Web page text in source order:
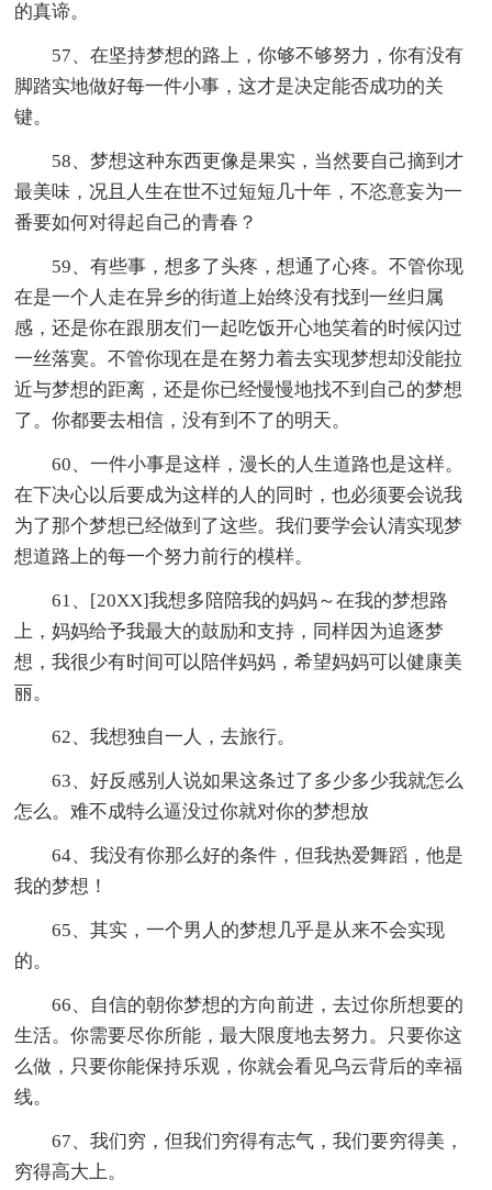
的真谛。
57、在坚持梦想的路上，你够不够努力，你有没有
脚踏实地做好每一件小事，这才是决定能否成功的关
键。
58、梦想这种东西更像是果实，当然要自己摘到才
最美味，况且人生在世不过短短几十年，不恣意妄为一
番要如何对得起自己的青春？
59、有些事，想多了头疼，想通了心疼。不管你现
在是一个人走在异乡的街道上始终没有找到一丝归属
感，还是你在跟朋友们一起吃饭开心地笑着的时候闪过
一丝落寞。不管你现在是在努力着去实现梦想却没能拉
近与梦想的距离，还是你已经慢慢地找不到自己的梦想
了。你都要去相信，没有到不了的明天。
60、一件小事是这样，漫长的人生道路也是这样。
在下决心以后要成为这样的人的同时，也必须要会说我
为了那个梦想已经做到了这些。我们要学会认清实现梦
想道路上的每一个努力前行的模样。
61、[20XX]我想多陪陪我的妈妈～在我的梦想路
上，妈妈给予我最大的鼓励和支持，同样因为追逐梦
想，我很少有时间可以陪伴妈妈，希望妈妈可以健康美
丽。
62、我想独自一人，去旅行。
63、好反感别人说如果这条过了多少多少我就怎么
怎么。难不成特么逼没过你就对你的梦想放
64、我没有你那么好的条件，但我热爱舞蹈，他是
我的梦想！
65、其实，一个男人的梦想几乎是从来不会实现
的。
66、自信的朝你梦想的方向前进，去过你所想要的
生活。你需要尽你所能，最大限度地去努力。只要你这
么做，只要你能保持乐观，你就会看见乌云背后的幸福
线。
67、我们穷，但我们穷得有志气，我们要穷得美，
穷得高大上。